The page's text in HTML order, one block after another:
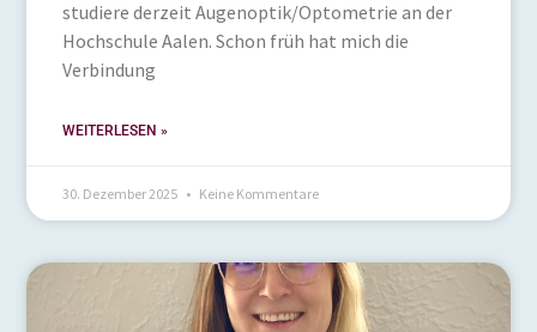
studiere derzeit Augenoptik/Optometrie an der
Hochschule Aalen. Schon früh hat mich die
Verbindung
WEITERLESEN »
30. Dezember 2025 Keine Kommentare